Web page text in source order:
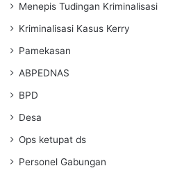
Menepis Tudingan Kriminalisasi
Kriminalisasi Kasus Kerry
Pamekasan
ABPEDNAS
BPD
Desa
Ops ketupat ds
Personel Gabungan